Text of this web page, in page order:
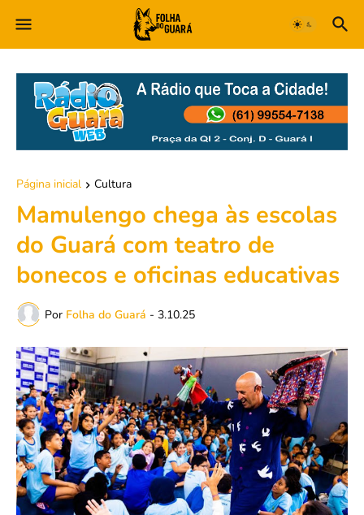
Página inicial Cultura
Mamulengo chega às escolas
do Guará com teatro de
bonecos e oficinas educativas
Por Folha do Guará - 3.10.25